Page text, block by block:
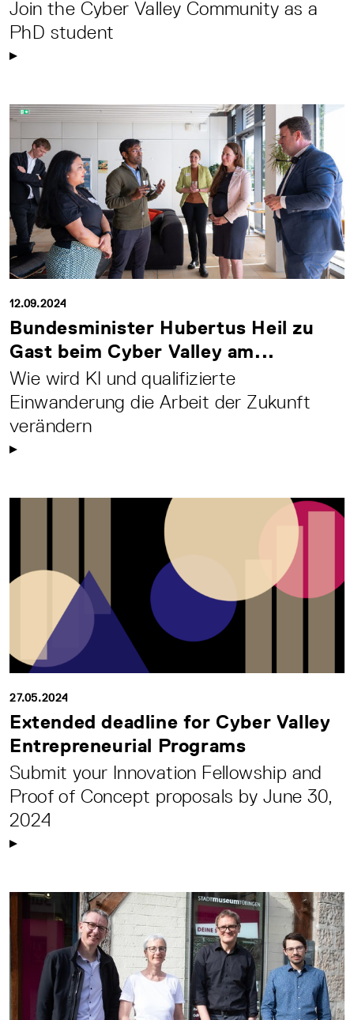
Join the Cyber Valley Community as a
PhD student
12.09.2024
Bundesminister Hubertus Heil zu
Gast beim Cyber Valley am...
Wie wird KI und qualifizierte
Einwanderung die Arbeit der Zukunft
verändern
27.05.2024
Extended deadline for Cyber Valley
Entrepreneurial Programs
Submit your Innovation Fellowship and
Proof of Concept proposals by June 30,
2024